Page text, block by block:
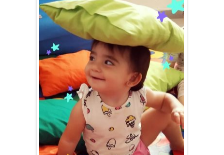
גן הכוכבים באשדוד - גן ילדים וצהרון